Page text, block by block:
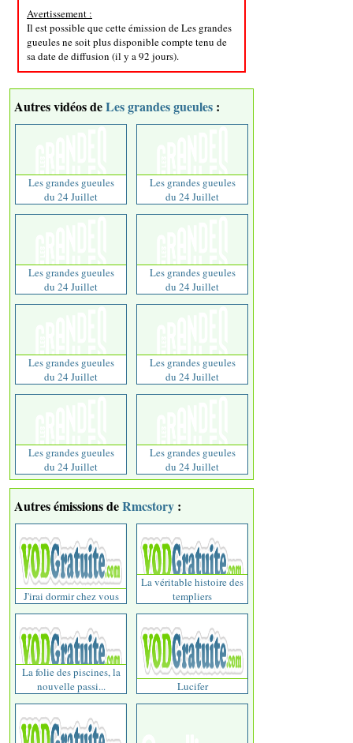
Avertissement :
Il est possible que cette émission de Les grandes
gueules ne soit plus disponible compte tenu de
sa date de diffusion (il y a 92 jours).
Autres vidéos deLes grandes gueules :
Les grandes gueules
du 24 Juillet
Les grandes gueules
du 24 Juillet
Les grandes gueules
du 24 Juillet
Les grandes gueules
du 24 Juillet
Les grandes gueules
du 24 Juillet
Les grandes gueules
du 24 Juillet
Les grandes gueules
du 24 Juillet
Les grandes gueules
du 24 Juillet
Autres émissions deRmcstory :
J'irai dormir chez vous
La véritable histoire des
templiers
La folie des piscines, la
nouvelle passi...
Lucifer